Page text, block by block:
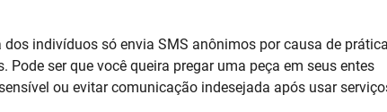
indivíduos só envia SMS anônimos por causa de
ser que você queira pregar uma peça em seus entes
ou evitar comunicação indesejada após usar